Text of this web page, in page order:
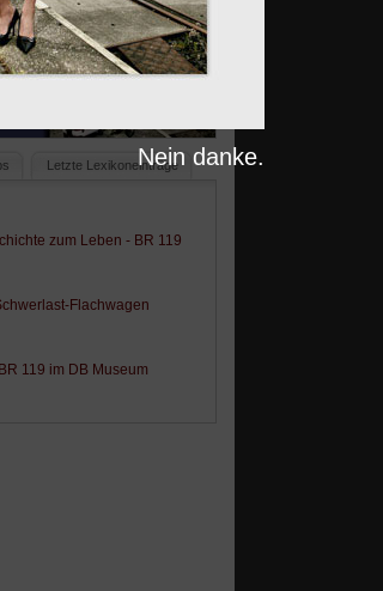
Letzte Lexikoneinträge
zum Leben - BR 119
Flachwagen
119 im DB Museum
Nein danke.